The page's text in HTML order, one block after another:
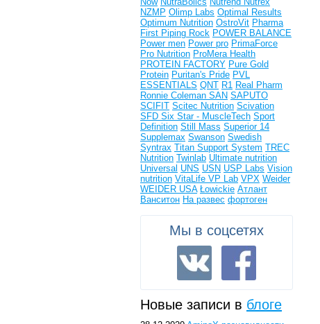
NZMP Olimp Labs Optimal Results
Optimum Nutrition OstroVit Pharma
First Piping Rock POWER BALANCE
Power men Power pro PrimaForce
Pro Nutrition ProMera Health
PROTEIN FACTORY Pure Gold
Protein Puritan's Pride PVL
ESSENTIALS QNT R1 Real Pharm
Ronnie Coleman SAN SAPUTO
SCIFIT Scitec Nutrition Scivation
SFD Six Star - MuscleTech Sport
Definition Still Mass Superior 14
Supplemax Swanson Swedish
Syntrax Titan Support System TREC
Nutrition Twinlab Ultimate nutrition
Universal UNS USN USP Labs Vision
nutrition VitaLife VP Lab VPX Weider
WEIDER USA Łowickie Атлант
Ванситон На развес фортоген
Мы в соцсетях
Новые записи в блоге